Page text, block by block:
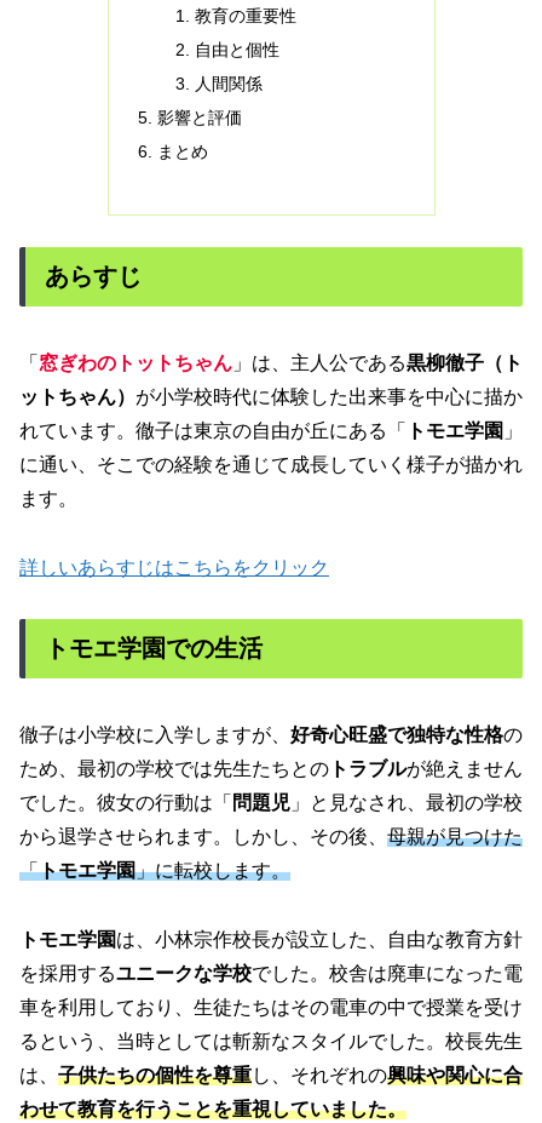
教育の重要性
自由と個性
人間関係
影響と評価
まとめ
あらすじ
「 窓ぎわのトットちゃん 」は、主人公である黒柳徹子（ト
ットちゃん） が小学校時代に体験した出来事を中心に描か
れています。徹子は東京の自由が丘にある「
トモエ学園 」
に通い、そこでの経験を通じて成長していく様子が描かれ
ます。
詳しいあらすじはこちらをクリック
トモエ学園での生活
徹子は小学校に入学しますが、 好奇心旺盛で独特な性格の
ため、最初の学校では先生たちとの トラブルが絶えません
でした。彼女の行動は「 問題児 」と見なされ、最初の学校
から退学させられます。しかし、その後、 母親が見つけた
「トモエ学園」に転校します。
トモエ学園は、小林宗作校長が設立した、自由な教育方針
を採用するユニークな学校でした。校舎は廃車になった電
車を利用しており、生徒たちはその電車の中で授業を受け
るという、当時としては斬新なスタイルでした。校長先生
は、 子供たちの個性を尊重し、それぞれの興味や関心に合
わせて教育を行うことを重視していました。